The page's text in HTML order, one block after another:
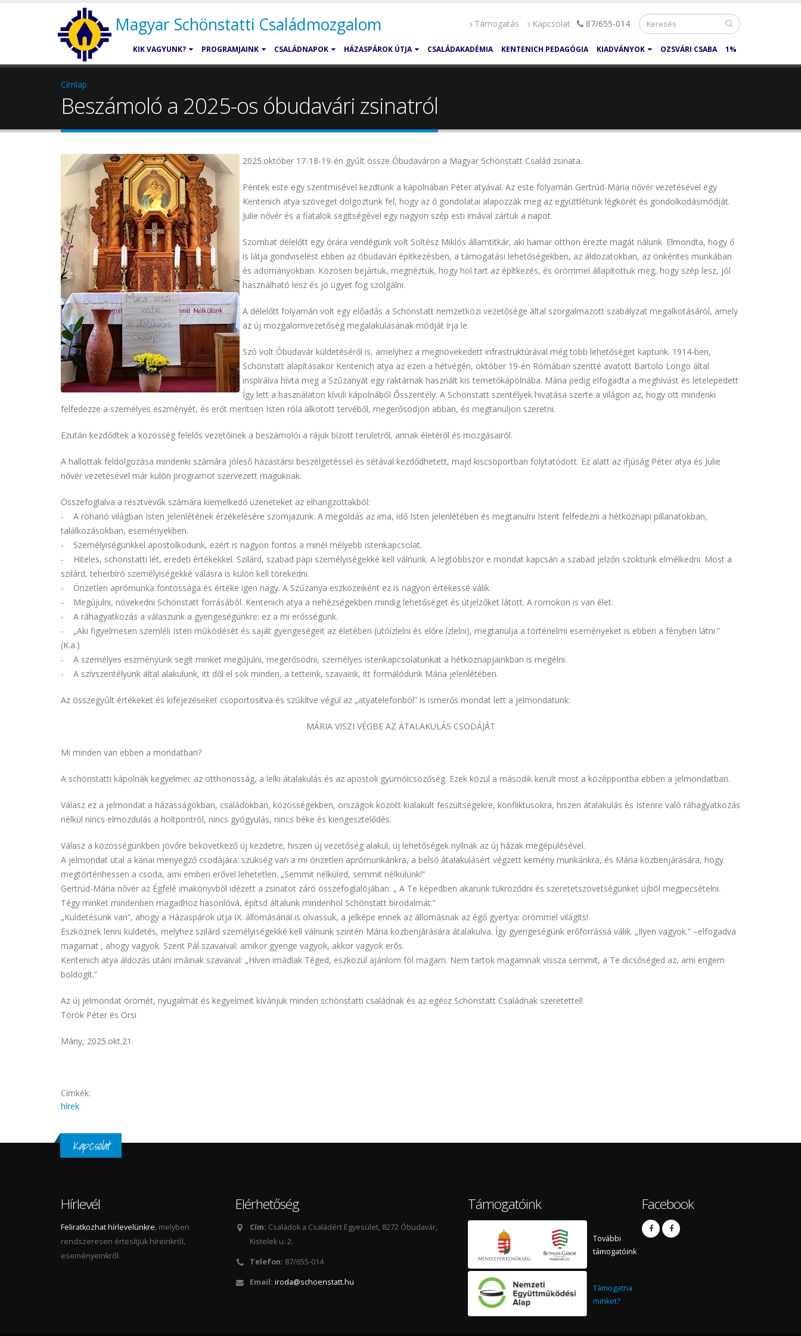
Magyar Schönstatti Családmozgalom Támogatás Kapcsolat 87/655-014
KIK VAGYUNK? PROGRAMJAINK CSALÁDNAPOK HÁZASPÁROK ÚTJA CSALÁDAKADÉMIA KENTENICH PEDAGÓGIA KIADVÁNYOK OZSVÁRI CSABA 1%
Címlap
Beszámoló a 2025-os óbudavári zsinatról
2025.október 17-18-19-én gyűlt össze Óbudaváron a Magyar Schönstatt Család zsinata.
Péntek este egy szentmisével kezdtünk a kápolnában Péter atyával. Az este folyamán Gertrúd-Mária nővér vezetésével egy
Kentenich atya szöveget dolgoztunk fel, hogy az ő gondolatai alapozzák meg az együttlétünk légkörét és gondolkodásmódját.
Julie nővér és a fiatalok segítségével egy nagyon szép esti imával zártuk a napot.
Szombat délelőtt egy órára vendégünk volt Soltész Miklós államtitkár, aki hamar otthon érezte magát nálunk. Elmondta, hogy ő
is látja gondviselést ebben az óbudavári építkezésben, a támogatási lehetőségekben, az áldozatokban, az önkéntes munkában
és adományokban. Közösen bejártuk, megnéztük, hogy hol tart az építkezés, és örömmel állapítottuk meg, hogy szép lesz, jól
használható lesz és jó ügyet fog szolgálni.
A délelőtt folyamán volt egy előadás a Schönstatt nemzetközi vezetősége által szorgalmazott szabályzat megalkotásáról, amely
az új mozgalomvezetőség megalakulásának módját írja le.
Szó volt Óbudavár küldetéséről is, amelyhez a megnövekedett infrastruktúrával még több lehetőséget kaptunk. 1914-ben,
Schönstatt alapításakor Kentenich atya az ezen a hétvégén, október 19-én Rómában szentté avatott Bartolo Longo által
inspirálva hívta meg a Szűzanyát egy raktárnak használt kis temetőkápolnába. Mária pedig elfogadta a meghívást és letelepedett
Így lett a használaton kívüli kápolnából Ősszentély. A Schönstatt szentélyek hivatása szerte a világon az, hogy ott mindenki
felfedezze a személyes eszményét, és erőt merítsen Isten róla alkotott tervéből, megerősödjön abban, és megtanuljon szeretni.
Ezután kezdődtek a közösség felelős vezetőinek a beszámolói a rájuk bízott területről, annak életéről és mozgásairól.
A hallottak feldolgozása mindenki számára jóleső házastársi beszélgetéssel és sétával kezdődhetett, majd kiscsoportban folytatódott. Ez alatt az ifjúság Péter atya és Julie
nővér vezetésével már külön programot szervezett maguknak.
Összefoglalva a résztvevők számára kiemelkedő üzeneteket az elhangzottakból:
- A rohanó világban Isten jelenlétének érzékelésére szomjazunk. A megoldás az ima, idő Isten jelenlétében és megtanulni Istent felfedezni a hétköznapi pillanatokban,
találkozásokban, eseményekben.
- Személyiségünkkel apostolkodunk, ezért is nagyon fontos a minél mélyebb istenkapcsolat.
- Hiteles, schönstatti lét, eredeti értékekkel. Szilárd, szabad papi személyiségekké kell válnunk. A legtöbbször e mondat kapcsán a szabad jelzőn szoktunk elmélkedni. Most a
szilárd, teherbíró személyiségekké válásra is külön kell törekedni.
- Önzetlen aprómunka fontossága és értéke igen nagy. A Szűzanya eszközeiként ez is nagyon értékessé válik.
- Megújulni, növekedni Schönstatt forrásából. Kentenich atya a nehézségekben mindig lehetőséget és útjelzőket látott. A romokon is van élet.
- A ráhagyatkozás a válaszunk a gyengeségünkre: ez a mi erősségünk.
- „Aki figyelmesen szemléli Isten működését és saját gyengeségeit az életében (utóízlelni és előre ízlelni), megtanulja a történelmi eseményeket is ebben a fényben látni.”
(K.a.)
- A személyes eszményünk segít minket megújulni, megerősödni, személyes istenkapcsolatunkat a hétköznapjainkban is megélni.
- A szívszentélyünk által alakulunk, itt dől el sok minden, a tetteink, szavaink, itt formálódunk Mária jelenlétében.
Az összegyűlt értékeket és kifejezéseket csoportosítva és szűkítve végül az „atyatelefonból” is ismerős mondat lett a jelmondatunk:
MÁRIA VISZI VÉGBE AZ ÁTALAKULÁS CSODÁJÁT
Mi minden van ebben a mondatban?
A schönstatti kápolnák kegyelmei: az otthonosság, a lelki átalakulás és az apostoli gyümölcsözőség. Ezek közül a második került most a középpontba ebben a jelmondatban.
Válasz ez a jelmondat a házasságokban, családokban, közösségekben, országok között kialakult feszültségekre, konfliktusokra, hiszen átalakulás és Istenre való ráhagyatkozás
nélkül nincs elmozdulás a holtpontról, nincs gyógyulás, nincs béke és kiengesztelődés.
Válasz a közösségünkben jövőre bekövetkező új kezdetre, hiszen új vezetőség alakul, új lehetőségek nyílnak az új házak megépülésével.
A jelmondat utal a kánai menyegző csodájára: szükség van a mi önzetlen aprómunkánkra, a belső átalakulásért végzett kemény munkánkra, és Mária közbenjárására, hogy
megtörténhessen a csoda, ami emberi erővel lehetetlen. „Semmit nélküled, semmit nélkülünk!”
Gertrúd-Mária nővér az Égfelé imakönyvből idézett a zsinatot záró összefoglalójában: „ A Te képedben akarunk tükröződni és szeretetszövetségünket újból megpecsételni.
Tégy minket mindenben magadhoz hasonlóvá, építsd általunk mindenhol Schönstatt birodalmát.”
„Küldetésünk van”, ahogy a Házaspárok útja IX. állomásánál is olvassuk, a jelképe ennek az állomásnak az égő gyertya: örömmel világíts!
Eszköznek lenni küldetés, melyhez szilárd személyiségekké kell válnunk szintén Mária közbenjárására átalakulva. Így gyengeségünk erőforrássá válik. „Ilyen vagyok.” –elfogadva
magamat , ahogy vagyok. Szent Pál szavaival: amikor gyenge vagyok, akkor vagyok erős.
Kentenich atya áldozás utáni imáinak szavaival: „Híven imádlak Téged, eszközül ajánlom föl magam. Nem tartok magamnak vissza semmit, a Te dicsőséged az, ami engem
boldogít.”
Az új jelmondat örömét, nyugalmát és kegyelmeit kívánjuk minden schönstatti családnak és az egész Schönstatt Családnak szeretettel!
Török Péter és Orsi
Mány, 2025.okt.21.
Címkék:
hírek
Kapcsolat
Hírlevél
Feliratkozhat hírlevelünkre, melyben
rendszeresen értesítjük híreinkről,
eseményeinkről.
Elérhetőség
Cím: Családok a Családért Egyesület, 8272 Óbudavár,
Kistelek u. 2.
Telefon: 87/655-014
Email: iroda@schoenstatt.hu
Támogatóink
További
támogatóink
Támogatna
minket?
Facebook